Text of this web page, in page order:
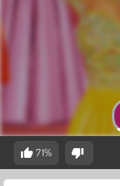
71%